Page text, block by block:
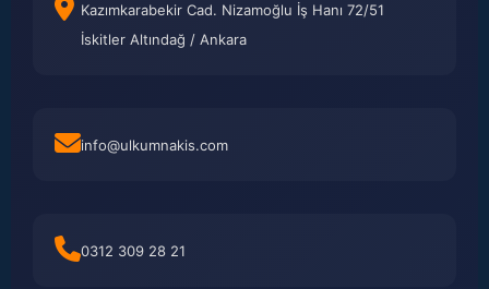
Kazımkarabekir Cad. Nizamoğlu İş Hanı 72/51
İskitler Altındağ / Ankara
info@ulkumnakis.com
0312 309 28 21